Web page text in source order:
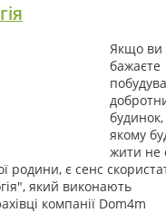
Якщо ви
бажаєте
якому
жити не
родини, є сенс
який виконають
компанії Dom4m